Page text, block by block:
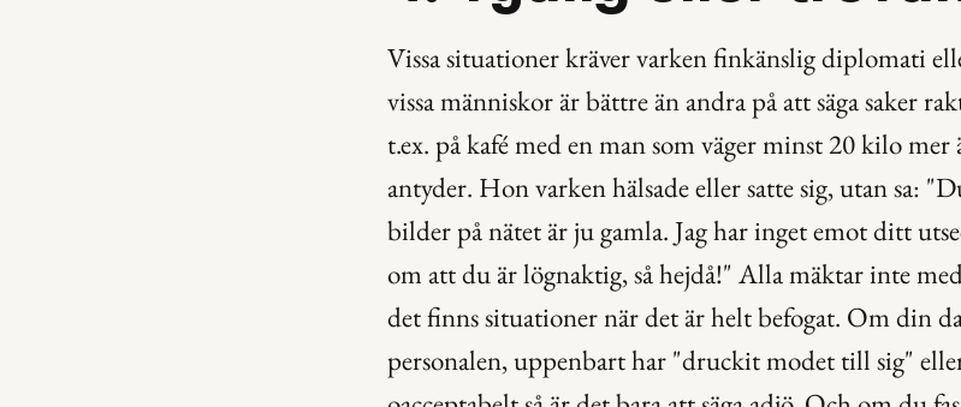
Vissa situationer kräver varken finkänslig diplomati
vissa människor är bättre än andra på att säga saker
t.ex. på kafé med en man som väger minst 20 kilo
antyder. Hon varken hälsade eller satte sig, utan sa:
bilder på nätet är ju gamla. Jag har inget emot ditt
om att du är lögnaktig, så hejdå!" Alla mäktar inte
det finns situationer när det är helt befogat. Om din
personalen, uppenbart har "druckit modet till sig"